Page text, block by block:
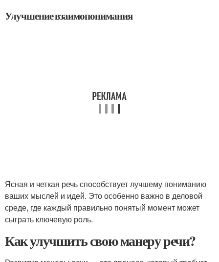
Улучшение взаимопонимания
Ясная и четкая речь способствует лучшему пониманию
ваших мыслей и идей. Это особенно важно в деловой
среде, где каждый правильно понятый момент может
сыграть ключевую роль.
Как улучшить свою манеру речи?